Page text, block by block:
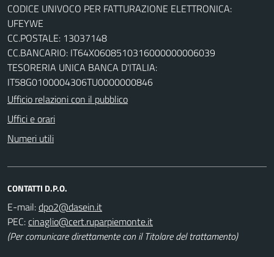
CODICE UNIVOCO PER FATTURAZIONE ELETTRONICA:
UFEYWE
CC.POSTALE: 13037148
CC.BANCARIO: IT64X0608510316000000006039
TESORERIA UNICA BANCA D'ITALIA:
IT58G0100004306TU0000000846
Ufficio relazioni con il pubblico
Uffici e orari
Numeri utili
CONTATTI D.P.O.
E-mail:
PEC:
(Per comunicare direttamente con il Titolare del trattamento)